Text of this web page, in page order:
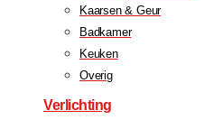
Kaarsen & Geur
Badkamer
Keuken
Overig
Verlichting